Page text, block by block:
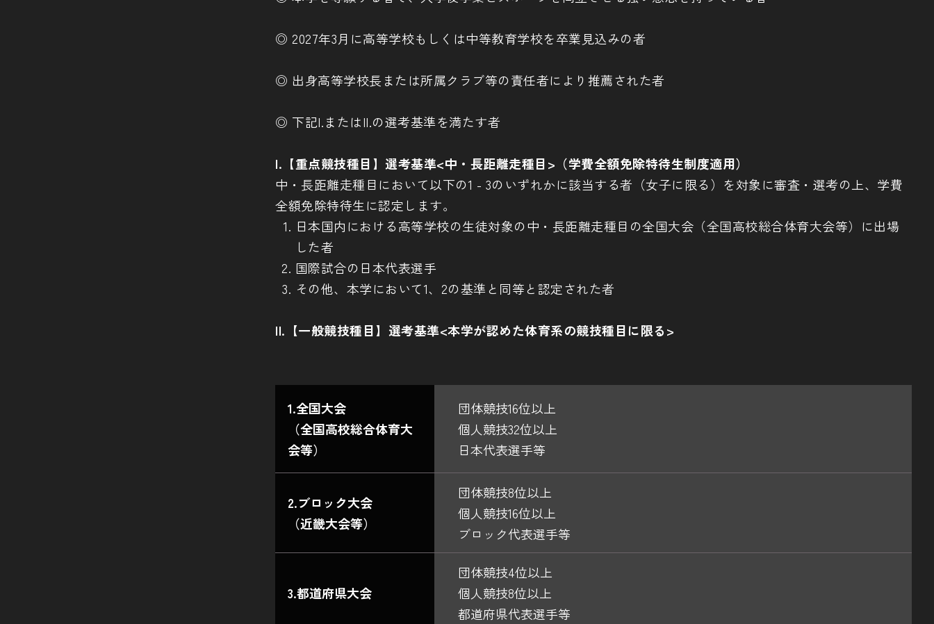
◎ 2027年3月に高等学校もしくは中等教育学校を卒業見込みの者
◎ 出身高等学校長または所属クラブ等の責任者により推薦された者
◎ 下記I.またはII.の選考基準を満たす者
I.【重点競技種目】選考基準<中・長距離走種目>（学費全額免除特待生制度適用）
中・長距離走種目において以下の1 - 3のいずれかに該当する者（女子に限る）を対象に審査・選考の上、学費
全額免除特待生に認定します。
日本国内における高等学校の生徒対象の中・長距離走種目の全国大会（全国高校総合体育大会等）に出場
した者
国際試合の日本代表選手
その他、本学において1、2の基準と同等と認定された者
II.【一般競技種目】選考基準<本学が認めた体育系の競技種目に限る>
1.全国大会
（全国高校総合体育大
会等）
団体競技16位以上
個人競技32位以上
日本代表選手等
2.ブロック大会
（近畿大会等）
団体競技8位以上
個人競技16位以上
ブロック代表選手等
3.都道府県大会
団体競技4位以上
個人競技8位以上
都道府県代表選手等